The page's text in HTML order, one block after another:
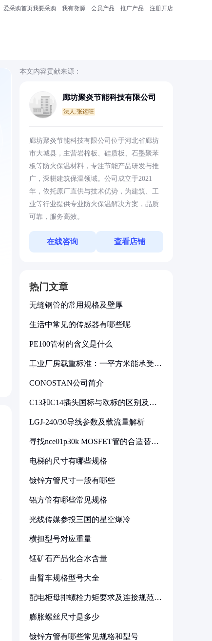
爱采购首页我要采购 我有货源 会员产品 推广产品 注册开店
本文内容贡献来源：
廊坊聚炎节能科技有限公司
法人:张运旺
廊坊聚炎节能科技有限公司位于河北省廊坊
市大城县，主营岩棉板、硅质板、石墨聚苯
板等防火保温材料，专注节能产品研发与推
广，深耕建筑保温领域。公司成立于2021
年，依托原厂直供与技术优势，为建筑、工
业等行业提供专业防火保温解决方案，品质
可靠，服务高效。
在线咨询 查看店铺
热门文章
无缝钢管的常用规格及壁厚
生活中常见的传感器有哪些呢
PE100管材的含义是什么
工业厂房载重标准：一平方米能承受多
CONOSTAN公司简介
C13和C14插头国标与欧标的区别及其
LGJ-240/30导线参数及载流量解析
寻找nce01p30k MOSFET管的合适替代
电梯的尺寸有哪些规格
镀锌方管尺寸一般有哪些
铝方管有哪些常见规格
光线传媒参投三国的星空爆冷
横担型号对应重量
锰矿石产品化合水含量
曲臂车规格型号大全
配电柜母排螺栓力矩要求及连接规范详
膨胀螺丝尺寸是多少
镀锌方管有哪些常见规格和型号